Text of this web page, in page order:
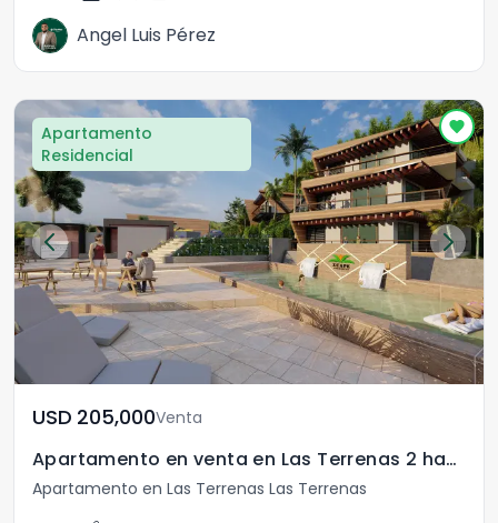
Angel Luis Pérez
Apartamento
Residencial
USD	205,000Venta
Apartamento en venta en Las Terrenas 2 habitaciones
Apartamento en Las Terrenas Las Terrenas